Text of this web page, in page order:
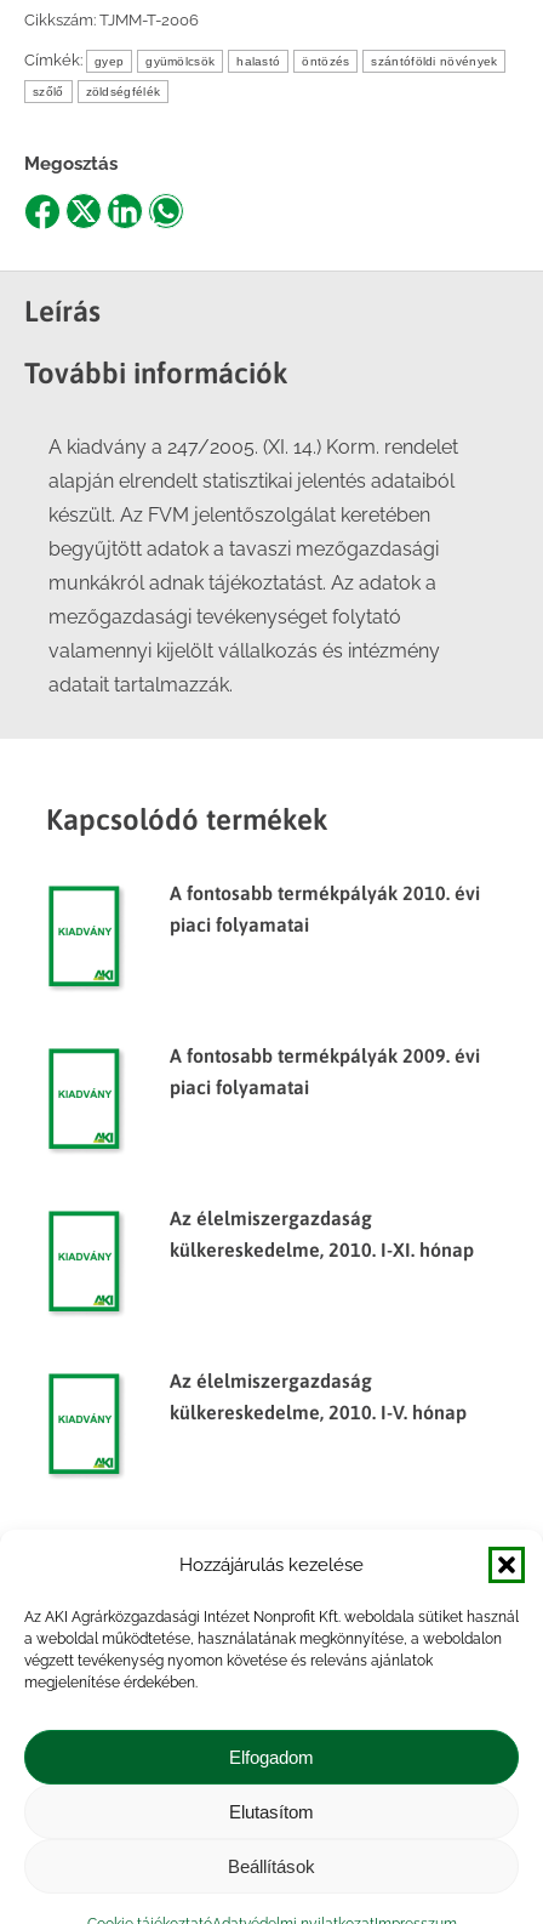
Hozzájárulás kezelése
Az AKI Agrárközgazdasági Intézet Nonprofit Kft. weboldala sütiket használ
a weboldal működtetése, használatának megkönnyítése, a weboldalon
végzett tevékenység nyomon követése és releváns ajánlatok
megjelenítése érdekében.
Elfogadom
Elutasítom
Beállítások
Cikkszám: TJMM-T-2006
Címkék: gyep gyümölcsök halastó öntözés szántóföldi növények
szőlő zöldségfélék
Megosztás
Share
Facebook
Share
X
ShareShare
Leírás
További információk
A kiadvány a 247/2005. (XI. 14.) Korm. rendelet
alapján elrendelt statisztikai jelentés adataiból
készült. Az FVM jelentőszolgálat keretében
begyűjtött adatok a tavaszi mezőgazdasági
munkákról adnak tájékoztatást. Az adatok a
mezőgazdasági tevékenységet folytató
valamennyi kijelölt vállalkozás és intézmény
adatait tartalmazzák.
Kapcsolódó termékek
A fontosabb termékpályák 2010. évi
piaci folyamatai
A fontosabb termékpályák 2009. évi
piaci folyamatai
Az élelmiszergazdaság
külkereskedelme, 2010. I-XI. hónap
Az élelmiszergazdaság
külkereskedelme, 2010. I-V. hónap
(2009. október 5-i jelentések alapján)
(2011. október 10-i jelentések alapján)
Közérdekű adatok
| Adatvédelmi nyilatkozat |